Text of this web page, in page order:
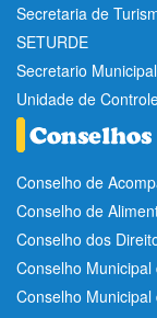
Secretaria de
SETURDE
Secretario
Unidade de
Conselho de
Conselho de
Conselho dos
Conselho
Conselho